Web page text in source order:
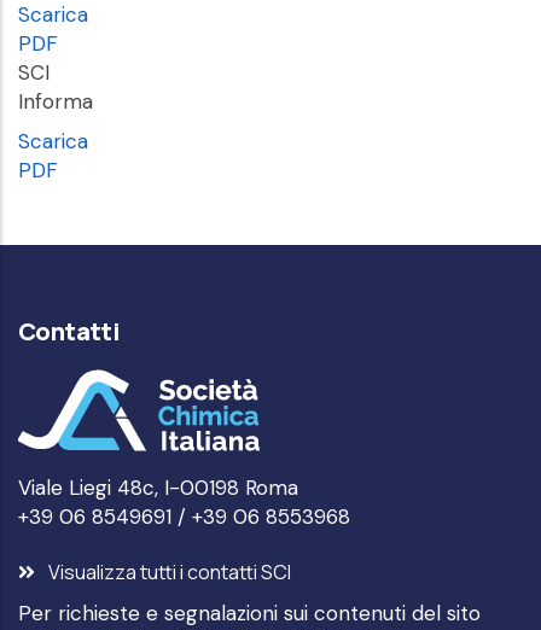
Scarica
PDF
SCI
Informa
Scarica
PDF
Contatti
Viale Liegi 48c, I-00198 Roma
+39 06 8549691 / +39 06 8553968
Visualizza tutti i contatti SCI
Per richieste e segnalazioni sui contenuti del sito